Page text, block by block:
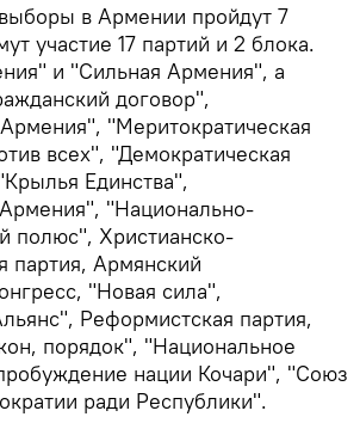
в Армении пройдут 7
участие 17 партий и 2 блока.
и "Сильная Армения", а
договор",
"Меритократическая
всех", "Демократическая
Единства",
"Национально-
полюс", Христианско-
партия, Армянский
"Новая сила",
Реформистская партия,
порядок", "Национальное
нации Кочари", "Союз
ради Республики".